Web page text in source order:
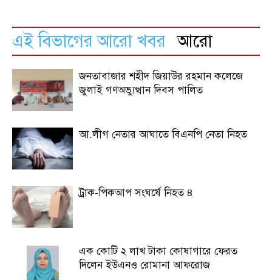
এই বিভাগের আরো খবর আরো
জনতাবাজার শহীদ জিয়াউর রহমান কলেজে
জুলাই গণঅভ্যুত্থান দিবস পালিত
আ.লীগ নেতার আঘাতে বিএনপি নেতা নিহত
ট্রাক-পিকআপ সংঘর্ষে নিহত ৪
এক কোটি ২ লাখ টাকা কোষাগারে ফেরত
দিলেন ইউএনও রোমানা আফরোজ